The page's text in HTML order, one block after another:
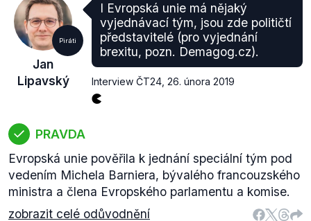
Piráti
Jan
Lipavský
I Evropská unie má nějaký
vyjednávací tým, jsou zde političtí
představitelé (pro vyjednání
brexitu, pozn. Demagog.cz).
Interview ČT24 26. února 2019
PRAVDA
Evropská unie pověřila k jednání speciální tým pod
vedením Michela Barniera, bývalého francouzského
ministra a člena Evropského parlamentu a komise.
zobrazit celé odůvodnění